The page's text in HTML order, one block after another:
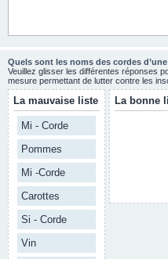
Quels sont les noms des cordes
Veuillez glisser les différentes réponses
mesure permettant de lutter contre les
La mauvaise liste
Mi - Corde
Pommes
Mi -Corde
Carottes
Si - Corde
Vin
La bonne